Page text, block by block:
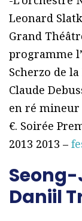
Leonard
Grand
programme
Scherzo de
Claude
en ré mineur
€. Soirée
2013 2013 –
Daniil